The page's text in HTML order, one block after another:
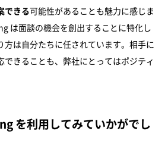
できる可能性があることも魅力に感じま
は面談の機会を創出することに特化し
方は自分たちに任されています。相手に
できることも、弊社にとってはポジティ
を利用してみていかがでし